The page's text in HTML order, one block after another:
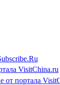
VisitChina.ru
от портала